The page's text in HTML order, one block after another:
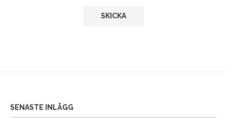
SENASTE INLÄGG